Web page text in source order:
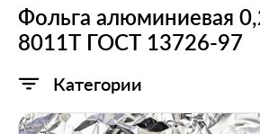
Фольга алюминиевая
8011Т ГОСТ 13726-97
Категории